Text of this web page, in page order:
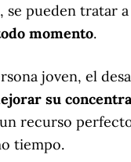
pueden tratar
momento.
joven, el
su
recurso
tiempo.